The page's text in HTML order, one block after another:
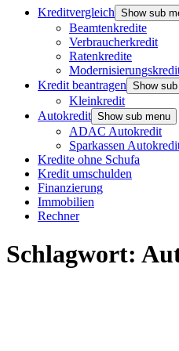
Kreditvergleich Show sub
Beamtenkredite
Verbraucherkredit
Ratenkredite
Kredit beantragen Show
Kleinkredit
Autokredit Show sub menu
ADAC Autokredit
Sparkassen
Kredite ohne Schufa
Kredit umschulden
Finanzierung
Immobilien
Rechner
Schlagwort: